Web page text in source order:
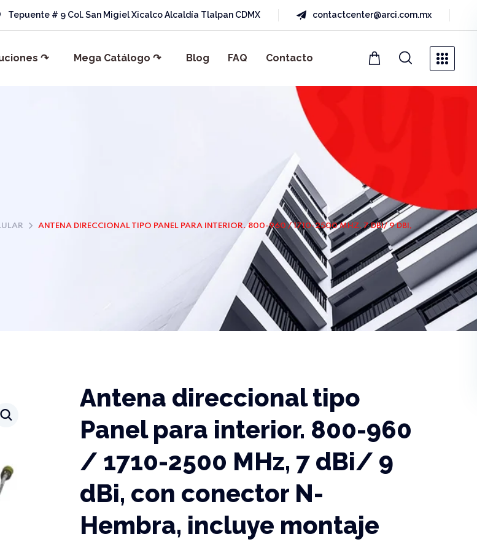
Tepuente # 9 Col. San Migiel Xicalco Alcaldía Tlalpan CDMX contactcenter@arci.com.mx
↷ Mega Catálogo ↷ Blog FAQ Contacto
ANTENA DIRECCIONAL TIPO PANEL PARA INTERIOR. 800-960 / 1710-2500 MHZ, 7 DBI/ 9 DBI,
Antena direccional tipo
Panel para interior. 800-960
/ 1710-2500 MHz, 7 dBi/ 9
dBi, con conector N-
Hembra, incluye montaje